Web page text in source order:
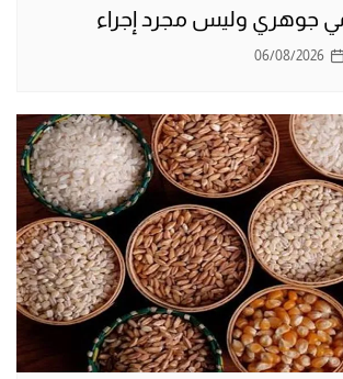
جوهري وليس مجرد إجراء
06/08/2026